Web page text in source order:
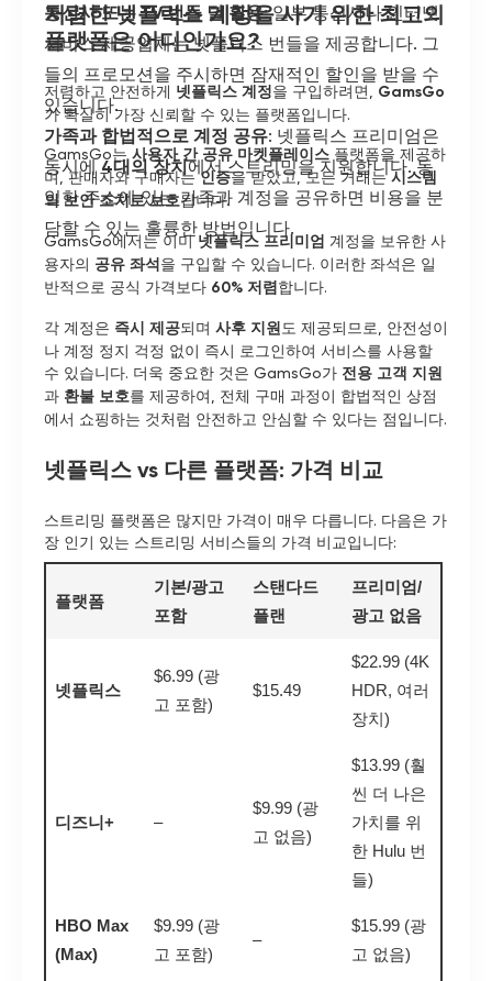
통신사 또는 TV 번들 딜 활용: 일부 통신사나 인터넷
서비스 제공업체는 넷플릭스 번들을 제공합니다. 그
들의 프로모션을 주시하면 잠재적인 할인을 받을 수
있습니다.
가족과 합법적으로 계정 공유: 넷플릭스 프리미엄은
동시에4대의 장치에서 스트리밍을 지원합니다. 동
일한 주소에 있는 가족과 계정을 공유하면 비용을 분
담할 수 있는 훌륭한 방법입니다.
저렴한 넷플릭스 계정을 사기 위한 최고의
플랫폼은 어디인가요?
저렴하고 안전하게 넷플릭스 계정을 구입하려면, GamsGo
가 확실히 가장 신뢰할 수 있는 플랫폼입니다.
GamsGo는 사용자 간 공유 마켓플레이스 플랫폼을 제공하
며, 판매자와 구매자는인증을 받았고, 모든 거래는시스템
의 보안 조치로 보호됩니다.
GamsGo에서는 이미넷플릭스 프리미엄 계정을 보유한 사
용자의 공유 좌석 을 구입할 수 있습니다. 이러한 좌석은 일
반적으로 공식 가격보다 60% 저렴 합니다.
각 계정은 즉시 제공되며 사후 지원도 제공되므로, 안전성이
나 계정 정지 걱정 없이 즉시 로그인하여 서비스를 사용할
수 있습니다. 더욱 중요한 것은 GamsGo가 전용 고객 지원
과 환불 보호를 제공하여, 전체 구매 과정이 합법적인 상점
에서 쇼핑하는 것처럼 안전하고 안심할 수 있다는 점입니다.
넷플릭스 vs 다른 플랫폼: 가격 비교
스트리밍 플랫폼은 많지만 가격이 매우 다릅니다. 다음은 가
장 인기 있는 스트리밍 서비스들의 가격 비교입니다:
플랫폼
기본/광고
포함
스탠다드
플랜
프리미엄/
광고 없음
넷플릭스
$6.99 (광
고 포함)
$15.49
$22.99 (4K
HDR, 여러
장치)
디즈니+ –
$9.99 (광
고 없음)
$13.99 (훨
씬 더 나은
가치를 위
한 Hulu 번
들)
HBO Max
(Max)
$9.99 (광
고 포함)
–
$15.99 (광
고 없음)